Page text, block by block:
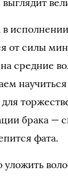
от силы
средние
научиться
брака —
фата.